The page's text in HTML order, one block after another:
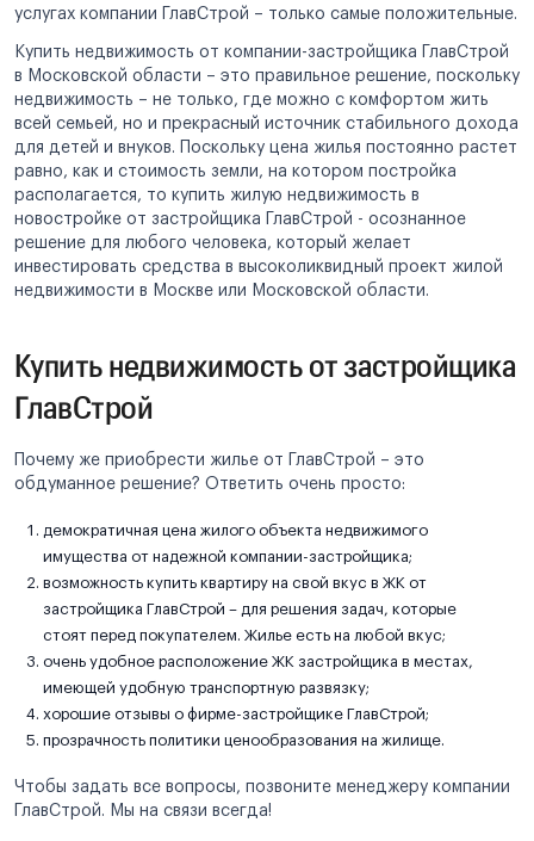
услугах компании ГлавСтрой – только самые положительные.
Купить недвижимость от компании-застройщика ГлавСтрой
в Московской области – это правильное решение, поскольку
недвижимость – не только, где можно с комфортом жить
всей семьей, но и прекрасный источник стабильного дохода
для детей и внуков. Поскольку цена жилья постоянно растет
равно, как и стоимость земли, на котором постройка
располагается, то купить жилую недвижимость в
новостройке от застройщика ГлавСтрой - осознанное
решение для любого человека, который желает
инвестировать средства в высоколиквидный проект жилой
недвижимости в Москве или Московской области.
Купить недвижимость от застройщика
ГлавСтрой
Почему же приобрести жилье от ГлавСтрой – это
обдуманное решение? Ответить очень просто:
демократичная цена жилого объекта недвижимого
имущества от надежной компании-застройщика;
возможность купить квартиру на свой вкус в ЖК от
застройщика ГлавСтрой – для решения задач, которые
стоят перед покупателем. Жилье есть на любой вкус;
очень удобное расположение ЖК застройщика в местах,
имеющей удобную транспортную развязку;
хорошие отзывы о фирме-застройщике ГлавСтрой;
прозрачность политики ценообразования на жилище.
Чтобы задать все вопросы, позвоните менеджеру компании
ГлавСтрой. Мы на связи всегда!